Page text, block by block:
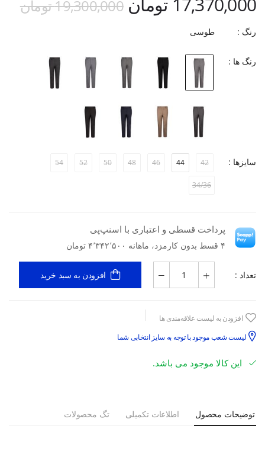
19,300,000 تومان
رنگ : طوسی
رنگ ها :
سایزها : 42
44
46
48
50
52
54
34/36
پرداخت قسطی و اعتباری با اسنپ‌پی
۴ قسط بدون کارمزد، ماهانه ۴٬۳۴۲٬۵۰۰ تومان
تعداد : افزودن به سبد خرید
افزودن به لیست علاقه‌مندی ها
لیست شعب موجود با توجه به سایز انتخابی شما
این کالا موجود می باشد.
توضیحات محصول اطلاعات تکمیلی تگ محصولات